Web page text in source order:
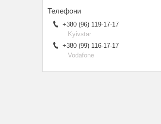
+380 (96) 119-17-17
Kyivstar
+380 (99) 116-17-17
Vodafone